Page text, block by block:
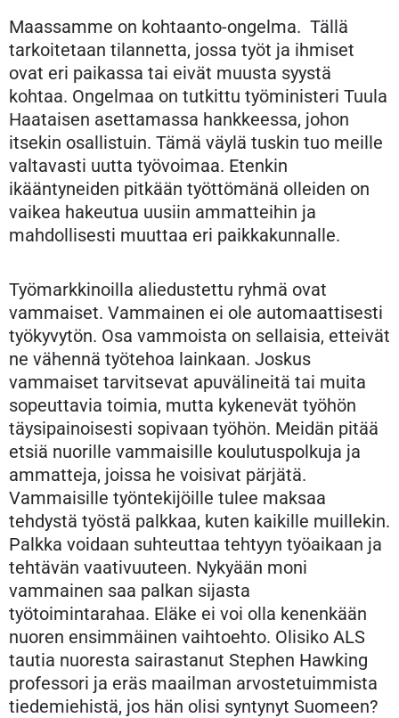
Maassamme on kohtaanto-ongelma. Tällä
tarkoitetaan tilannetta, jossa työt ja ihmiset
ovat eri paikassa tai eivät muusta syystä
kohtaa. Ongelmaa on tutkittu työministeri Tuula
Haataisen asettamassa hankkeessa, johon
itsekin osallistuin. Tämä väylä tuskin tuo meille
valtavasti uutta työvoimaa. Etenkin
ikääntyneiden pitkään työttömänä olleiden on
vaikea hakeutua uusiin ammatteihin ja
mahdollisesti muuttaa eri paikkakunnalle.
Työmarkkinoilla aliedustettu ryhmä ovat
vammaiset. Vammainen ei ole automaattisesti
työkyvytön. Osa vammoista on sellaisia, etteivät
ne vähennä työtehoa lainkaan. Joskus
vammaiset tarvitsevat apuvälineitä tai muita
sopeuttavia toimia, mutta kykenevät työhön
täysipainoisesti sopivaan työhön. Meidän pitää
etsiä nuorille vammaisille koulutuspolkuja ja
ammatteja, joissa he voisivat pärjätä.
Vammaisille työntekijöille tulee maksaa
tehdystä työstä palkkaa, kuten kaikille muillekin.
Palkka voidaan suhteuttaa tehtyyn työaikaan ja
tehtävän vaativuuteen. Nykyään moni
vammainen saa palkan sijasta
työtoimintarahaa. Eläke ei voi olla kenenkään
nuoren ensimmäinen vaihtoehto. Olisiko ALS
tautia nuoresta sairastanut Stephen Hawking
professori ja eräs maailman arvostetuimmista
tiedemiehistä, jos hän olisi syntynyt Suomeen?